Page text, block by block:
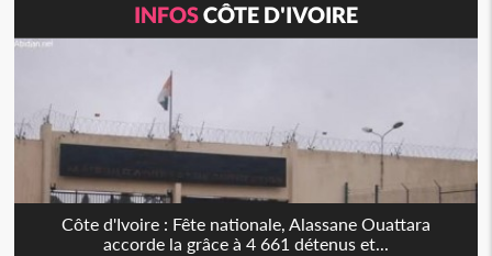
INFOSCÔTE D'IVOIRE
Côte d'Ivoire : Fête nationale, Alassane Ouattara
accorde la grâce à 4 661 détenus et...